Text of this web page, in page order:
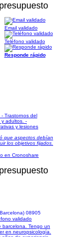
Email validado
Teléfono validado
Responde rápido
Trastornos del
y adultos. -
y lesiones
que aspectos debían
los objetivos fijados.
en Cronoshare
08905
validado
Tengo un
en neuropsicología.